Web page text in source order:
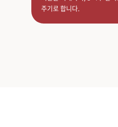
주기로 합니다.